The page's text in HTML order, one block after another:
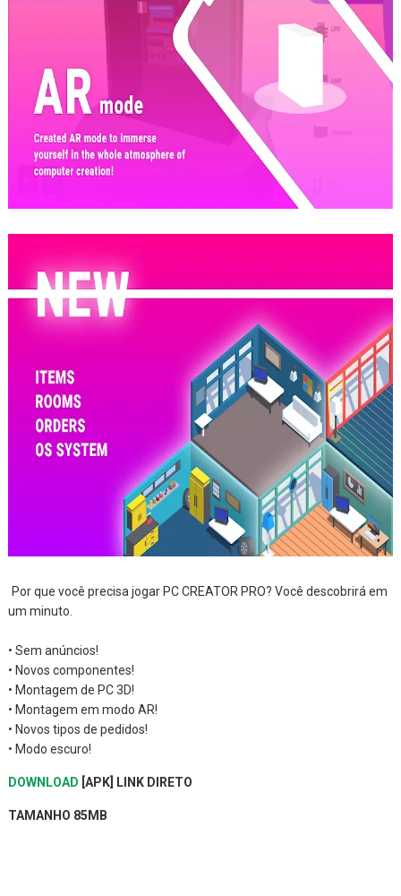
Por que você precisa jogar PC CREATOR PRO? Você descobrirá em
um minuto.
• Sem anúncios!
• Novos componentes!
• Montagem de PC 3D!
• Montagem em modo AR!
• Novos tipos de pedidos!
• Modo escuro!
DOWNLOAD [APK] LINK DIRETO
TAMANHO 85MB